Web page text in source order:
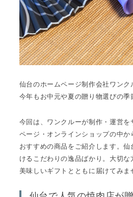
仙台のホームページ制作会社ワンク
今年もお中元や夏の贈り物選びの季
今回は、ワンクルーが制作・運営
ページ・オンラインショップの中
おすすめの商品をご紹介します。
けるこだわりの逸品ばかり。大切な
美味しいギフトとともに届けてみま